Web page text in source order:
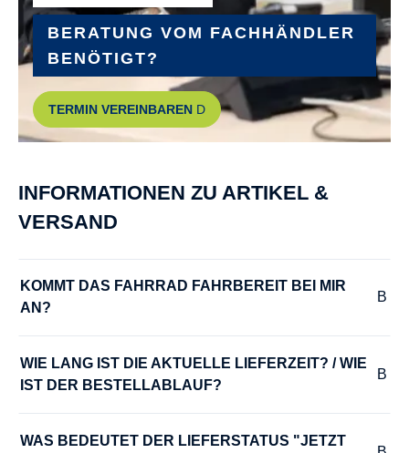
BERATUNG VOM FACHHÄNDLER
BENÖTIGT?
TERMIN VEREINBAREN
INFORMATIONEN ZU ARTIKEL &
VERSAND
KOMMT DAS FAHRRAD FAHRBEREIT BEI MIR
AN?
WIE LANG IST DIE AKTUELLE LIEFERZEIT? / WIE
IST DER BESTELLABLAUF?
WAS BEDEUTET DER LIEFERSTATUS "JETZT